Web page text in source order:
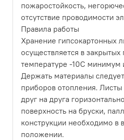
пожаростойкость,
отсутствие проводимости
Правила работы
Хранение гипсокартонных
осуществляется в
температуре -10С минимум
Держать материалы
приборов отопления. Листы
друг на друга
поверхность на бруски,
конструкции необходимо в
положении.